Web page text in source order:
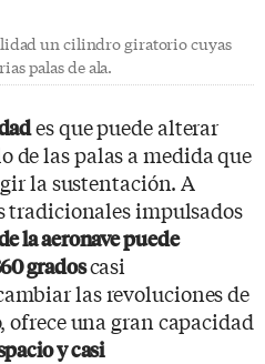
un cilindro giratorio cuyas
palas de ala.
es que puede alterar
las palas a medida que
la sustentación. A
tradicionales impulsados
la aeronave puede
gradoscasi
las revoluciones de
ofrece una gran capacidad
y casi